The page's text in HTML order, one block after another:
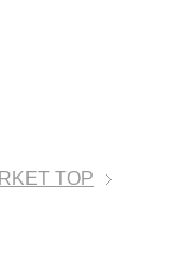
TOP